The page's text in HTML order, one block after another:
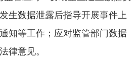
生数据泄露后指导开展事件上
知等工作；应对监管部门数据
律意见。